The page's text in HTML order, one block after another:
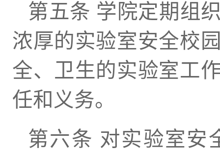
第五条 学院定期组
浓厚的实验室安全校
全、卫生的实验室工
任和义务。
第六条 对实验室安